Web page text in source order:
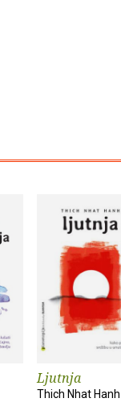
Ljutnja
Thich Nhat Hanh